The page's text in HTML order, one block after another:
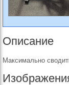
Описание
Максимально